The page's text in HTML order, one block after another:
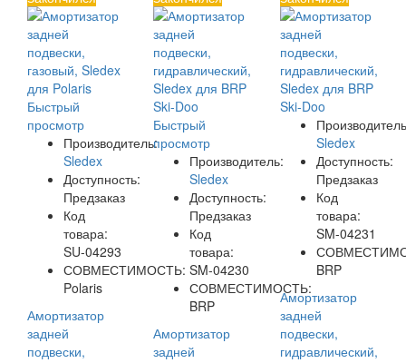
Быстрый
просмотр
Производитель:
Sledex
Доступность:
Предзаказ
Код
товара:
SU-04293
СОВМЕСТИМОСТЬ:
Polaris
Амортизатор
задней
подвески,
Быстрый
просмотр
Производитель:
Sledex
Доступность:
Предзаказ
Код
товара:
SM-04230
СОВМЕСТИМОСТЬ:
BRP
Амортизатор
задней
Sledex
Доступность:
Предзаказ
Код
товара:
SM-04231
BRP
Амортизатор
задней
подвески,
гидравлический,